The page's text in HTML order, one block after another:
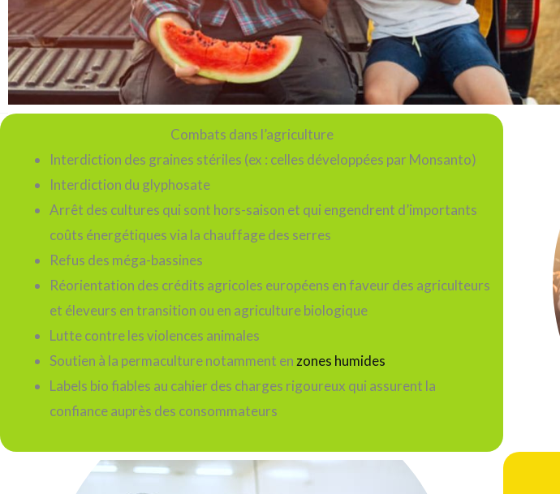
Combats dans l’agriculture
Interdiction des graines stériles (ex : celles développées par Monsanto)
Interdiction du glyphosate
Arrêt des cultures qui sont hors-saison et qui engendrent d’importants
coûts énergétiques via la chauffage des serres
Refus des méga-bassines
Réorientation des crédits agricoles européens en faveur des agriculteurs
et éleveurs en transition ou en agriculture biologique
Lutte contre les violences animales
Soutien à la permaculture notamment en zones humides
Labels bio fiables au cahier des charges rigoureux qui assurent la
confiance auprès des consommateurs